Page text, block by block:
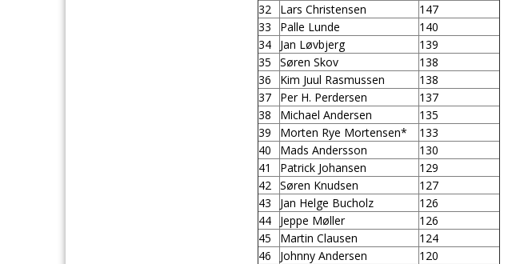
32
Lars Christensen
147
33
Palle Lunde
140
34
Jan Løvbjerg
139
35
Søren Skov
138
36
Kim Juul Rasmussen
138
37
Per H. Perdersen
137
38
Michael Andersen
135
39
Morten Rye Mortensen*
133
40
Mads Andersson
130
41
Patrick Johansen
129
42 Søren Knudsen
127
43
Jan Helge Bucholz
126
44
Jeppe Møller
126
45
Martin Clausen
124
46
Johnny Andersen
120